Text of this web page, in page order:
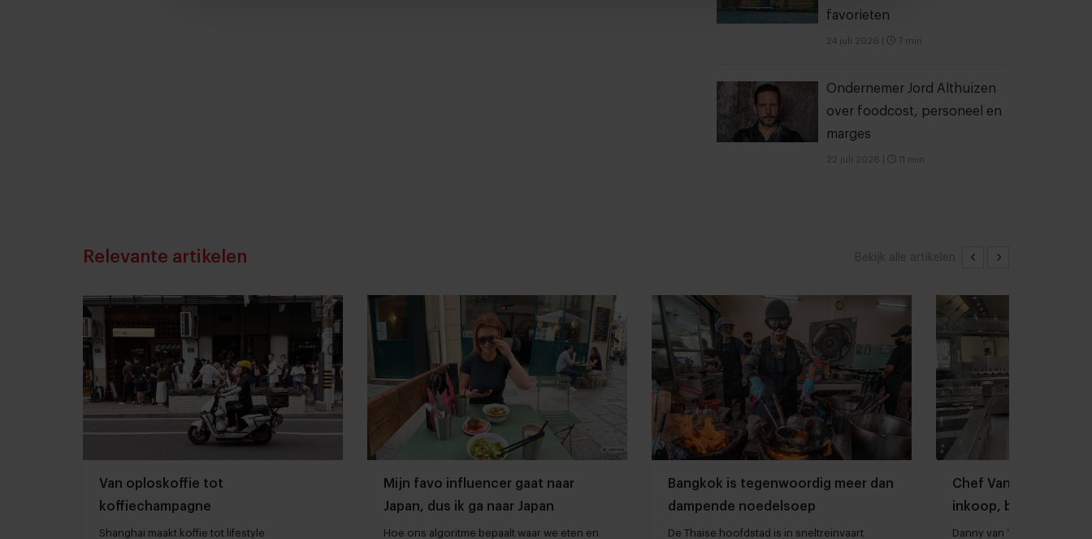
favorieten
24 juli 2026 7 min
Ondernemer Jord Althuizen
over foodcost, personeel en
marges
22 juli 2026 11 min
Bekijk alle artikelen
Relevante artikelen
Van oploskoffie tot
koffiechampagne
Shanghai maakt koffie tot lifestyle
Mijn favo influencer gaat naar
Japan, dus ik ga naar Japan
Hoe ons algoritme bepaalt waar we eten en
Bangkok is tegenwoordig meer dan
dampende noedelsoep
De Thaise hoofdstad is in sneltreinvaart
Chef Van der Valk
inkoop,
hardlopers
Danny van ‘t Veld: “We